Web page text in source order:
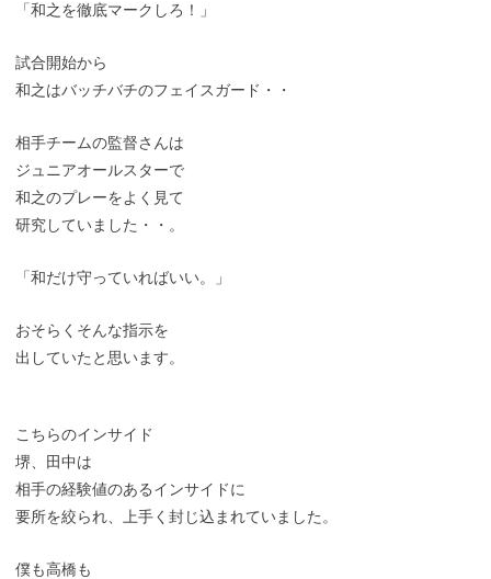
「和之を徹底マークしろ！」
試合開始から
和之はバッチバチのフェイスガード・・
相手チームの監督さんは
ジュニアオールスターで
和之のプレーをよく見て
研究していました・・。
「和だけ守っていればいい。」
おそらくそんな指示を
出していたと思います。
こちらのインサイド
堺、田中は
相手の経験値のあるインサイドに
要所を絞られ、上手く封じ込まれていました。
僕も高橋も